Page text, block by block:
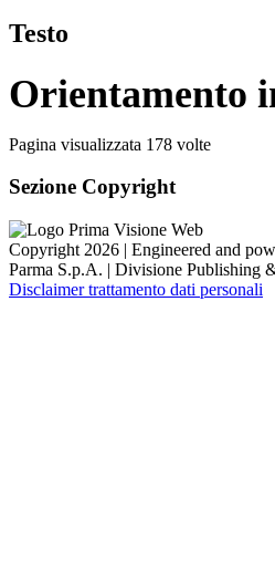
Testo
Orientamento
Pagina visualizzata 178 volte
Sezione Copyright
Copyright 2026 | Engineered and
Parma S.p.A. | Divisione Publishing
Disclaimer trattamento dati personali